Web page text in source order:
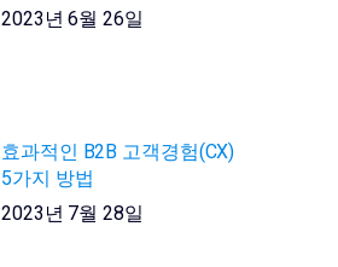
2023년 6월 26일
효과적인 B2B 고객경험(CX)
5가지 방법
2023년 7월 28일